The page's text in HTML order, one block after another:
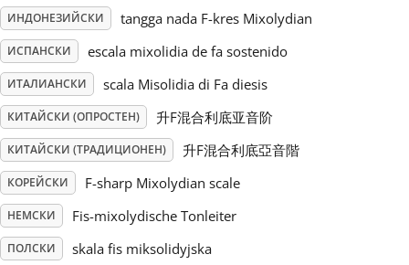
Tiếng Việt
Türkçe
Українська
简体中文
繁體中文
ИНДОНЕЗИЙСКИ tangga nada F-kres Mixolydian
ИСПАНСКИ escala mixolidia de fa sostenido
ИТАЛИАНСКИ scala Misolidia di Fa diesis
КИТАЙСКИ (ОПРОСТЕН) 升F混合利底亚音阶
КИТАЙСКИ (ТРАДИЦИОНЕН) 升F混合利底亞音階
КОРЕЙСКИ F-sharp Mixolydian scale
НЕМСКИ Fis-mixolydische Tonleiter
ПОЛСКИ skala fis miksolidyjska